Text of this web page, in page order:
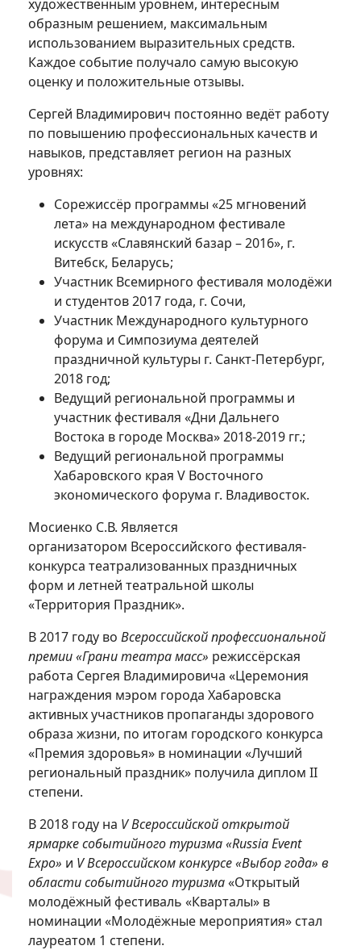
художественным уровнем, интересным
образным решением, максимальным
использованием выразительных средств.
Каждое событие получало самую высокую
оценку и положительные отзывы.
Сергей Владимирович постоянно ведёт работу
по повышению профессиональных качеств и
навыков, представляет регион на разных
уровнях:
Сорежиссёр программы «25 мгновений
лета» на международном фестивале
искусств «Славянский базар – 2016», г.
Витебск, Беларусь;
Участник Всемирного фестиваля молодёжи
и студентов 2017 года, г. Сочи,
Участник Международного культурного
форума и Симпозиума деятелей
праздничной культуры г. Санкт-Петербург,
2018 год;
Ведущий региональной программы и
участник фестиваля «Дни Дальнего
Востока в городе Москва» 2018-2019 гг.;
Ведущий региональной программы
Хабаровского края V Восточного
экономического форума г. Владивосток.
Мосиенко С.В. Является
организатором Всероссийского фестиваля-
конкурса театрализованных праздничных
форм и летней театральной школы
«Территория Праздник».
В 2017 году во Всероссийской профессиональной
премии «Грани театра масс» режиссёрская
работа Сергея Владимировича «Церемония
награждения мэром города Хабаровска
активных участников пропаганды здорового
образа жизни, по итогам городского конкурса
«Премия здоровья» в номинации «Лучший
региональный праздник» получила диплом II
степени.
В 2018 году на V Всероссийской открытой
ярмарке событийного туризма «Russia Event
Expo» и V Всероссийском конкурсе «Выбор года» в
области событийного туризма«Открытый
молодёжный фестиваль «Кварталы» в
номинации «Молодёжные мероприятия» стал
лауреатом 1 степени.